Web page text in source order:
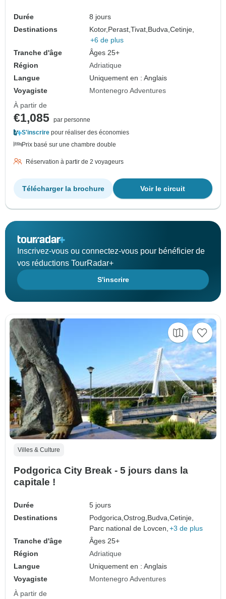
Durée
8 jours
Destinations
Kotor, Perast,Tivat, Budva,Cetinje,
+6 de plus
Tranche d'âge
Âges 25+
Région
Adriatique
Langue
Uniquement en : Anglais
Voyagiste
Montenegro Adventures
À partir de
€1,085 par personne
S'inscrire pour réaliser des économies
Prix basé sur une chambre double
Réservation à partir de 2 voyageurs
Voir le circuit
Télécharger la brochure
Inscrivez-vous ou connectez-vous pour bénéficier de
vos réductions TourRadar+
S'inscrire
Villes & Culture
Podgorica City Break - 5 jours dans la
capitale !
Durée
5 jours
Destinations
Podgorica,Ostrog,Budva,Cetinje,
Parc national de Lovcen, +3 de plus
Tranche d'âge
Âges 25+
Région
Adriatique
Langue
Uniquement en : Anglais
Voyagiste
Montenegro Adventures
À partir de